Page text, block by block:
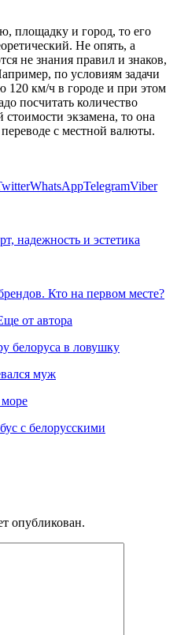
площадку и город, то его
Не опять, а
не знания правил и знаков,
по условиям задачи
120 км/ч в городе и при этом
посчитать количество
экзамена, то она
с местной валюты.
WhatsAppTelegramViber
надежность и эстетика
Кто на первом месте?
от автора
белоруса в ловушку
муж
море
с белорусскими
опубликован.